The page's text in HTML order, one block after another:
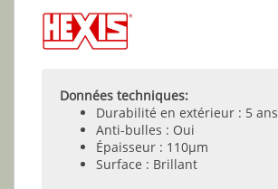
Données techniques:
Durabilité en extérieur : 5 ans
Anti-bulles : Oui
Épaisseur : 110µm
Surface : Brillant